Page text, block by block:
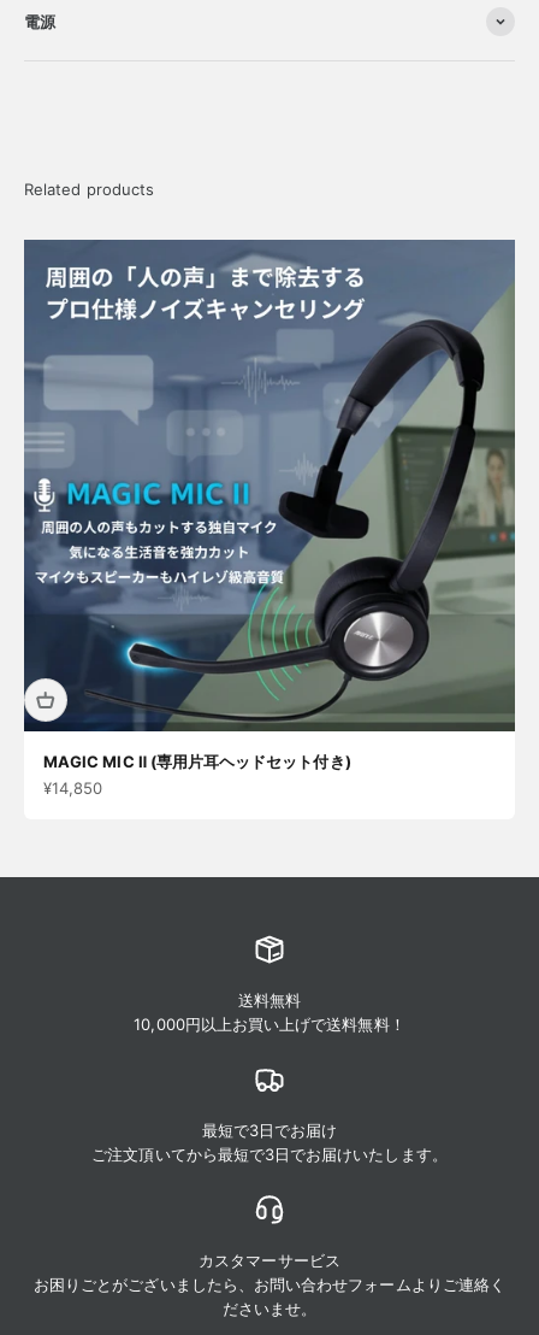
電源
MAGIC MIC Ⅱ (専用片耳ヘッドセット付き)
セール価格
¥14,850
送料無料
10,000円以上お買い上げで送料無料！
最短で3日でお届け
ご注文頂いてから最短で3日でお届けいたします。
カスタマーサービス
お困りごとがございましたら、お問い合わせフォームよりご連絡く
ださいませ。